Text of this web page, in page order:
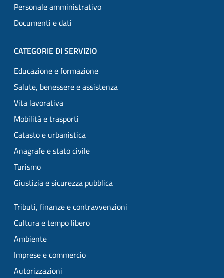
Personale amministrativo
Documenti e dati
CATEGORIE DI SERVIZIO
Educazione e formazione
Salute, benessere e assistenza
Vita lavorativa
Mobilità e trasporti
Catasto e urbanistica
Anagrafe e stato civile
Turismo
Giustizia e sicurezza pubblica
Tributi, finanze e contravvenzioni
Cultura e tempo libero
Ambiente
Imprese e commercio
Autorizzazioni